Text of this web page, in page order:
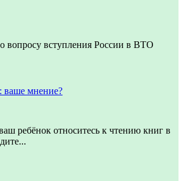
вопросу вступления России в ВТО
ваше мнение?
ребёнок относитесь к чтению книг в